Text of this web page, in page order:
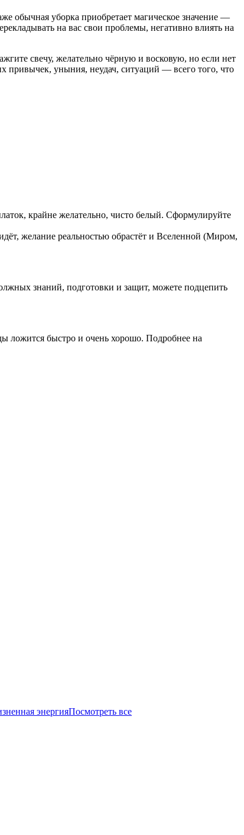
уборка приобретает магическое значение —
на вас свои проблемы, негативно влиять на
свечу, желательно чёрную и восковую, но если нет
привычек, уныния, неудач, ситуаций — всего того, что
крайне желательно, чисто белый. Сформулируйте
желание реальностью обрастёт и Вселенной (Миром,
знаний, подготовки и защит, можете подцепить
ложится быстро и очень хорошо. Подробнее на
энергияПосмотреть все